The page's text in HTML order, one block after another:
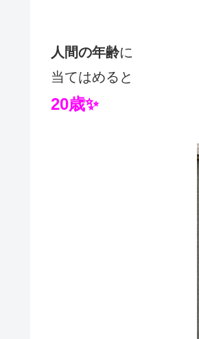
人間の年齢に
当てはめると
20歳✨